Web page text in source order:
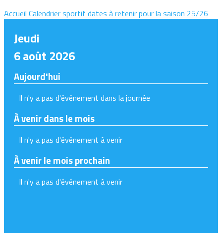
Accueil Calendrier sportif dates à retenir pour la saison 25/26
Jeudi
6 août 2026
Aujourd'hui
Il n'y a pas d'événement dans la journée
À venir dans le mois
Il n'y a pas d'événement à venir
À venir le mois prochain
Il n'y a pas d'événement à venir